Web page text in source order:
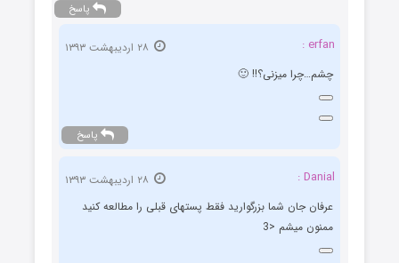
پاسخ
erfan :
چشم…چرا میزنی؟!! 🙂
پاسخ
Danial :
عرفان جان شما بزرگوارید فقط پستهای قبلی را مطالعه کنید
ممنون میشم <3